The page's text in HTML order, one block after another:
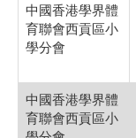
中國香港學界體
育聯會西貢區小
學分會
中國香港學界體
育聯會西貢區小